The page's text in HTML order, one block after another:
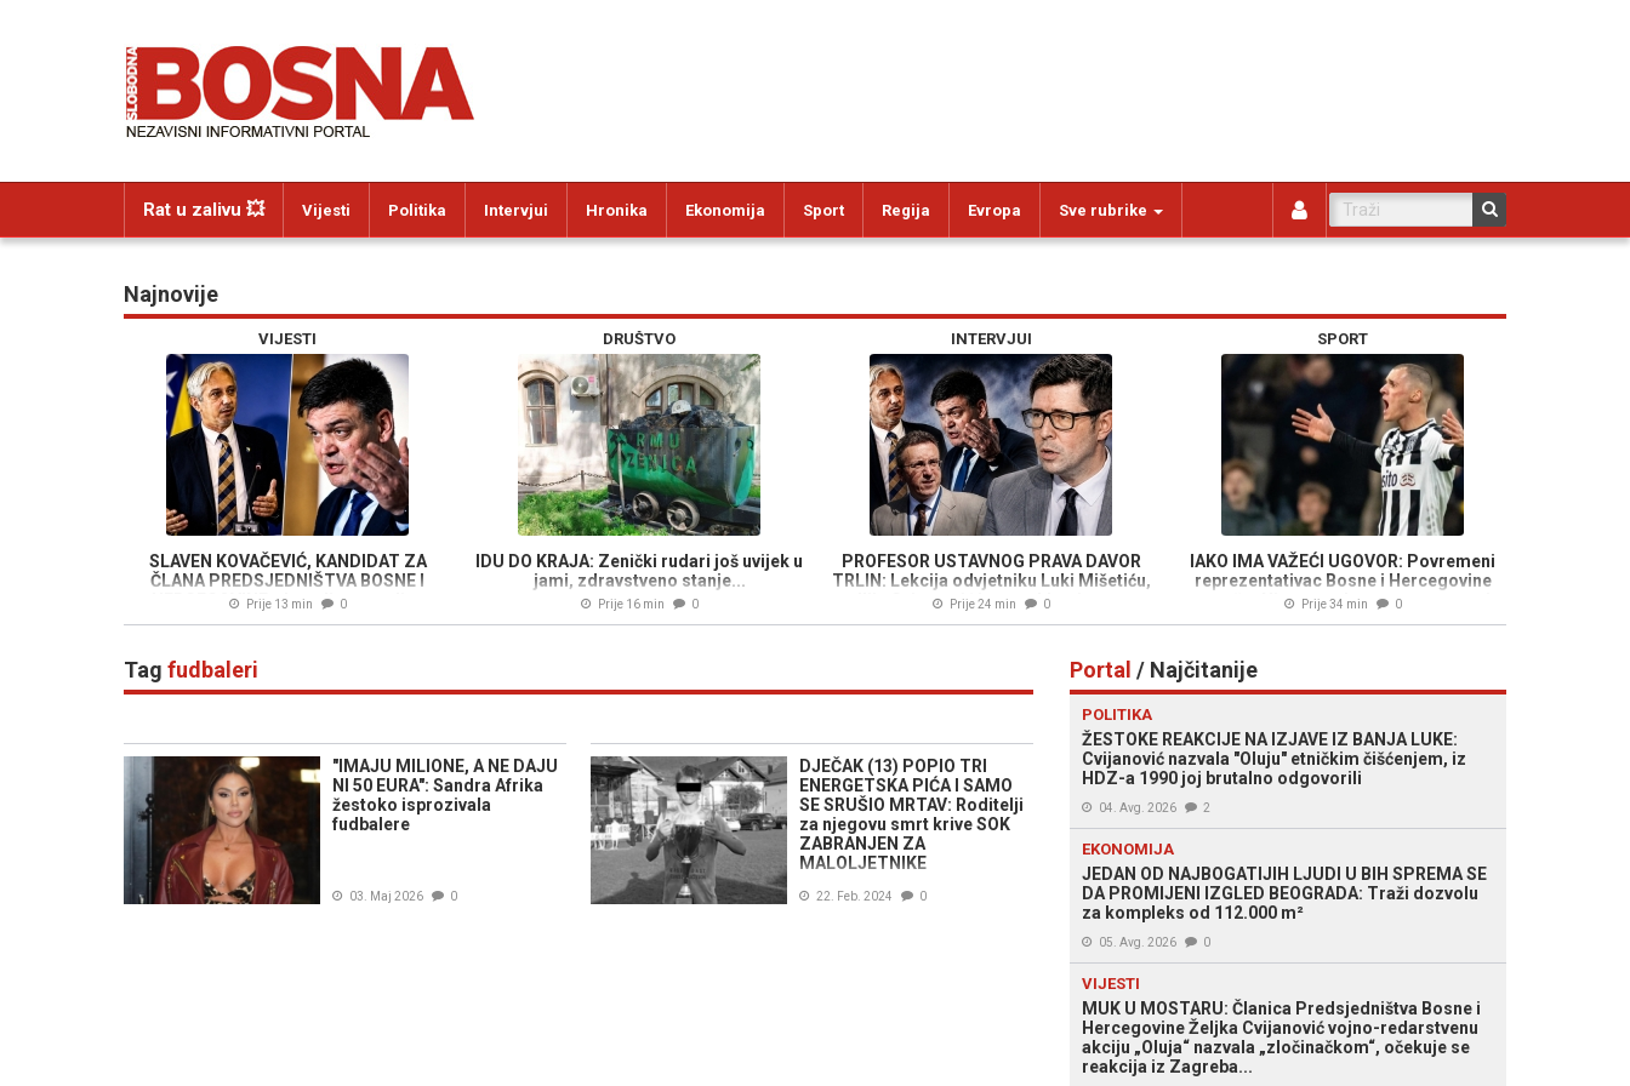
Rat u zalivu 💥 Vijesti Politika Intervjui Hronika Ekonomija Sport Regija Evropa Sve rubrike
Najnovije
VIJESTI
SLAVEN KOVAČEVIĆ, KANDIDAT ZA
ČLANA PREDSJEDNIŠTVA BOSNE I
HERCEGOVINE: „Ispadi gospodina
pristojnošću..."
Prije 13 min 0
DRUŠTVO
IDU DO KRAJA: Zenički rudari još uvijek u
jami, zdravstveno stanje...
Prije 16 min 0
INTERVJUI
PROFESOR USTAVNOG PRAVA DAVOR
TRLIN: Lekcija odvjetniku Luki Mišetiću,
Ilija Cvitanović je u problemima, a
Prije 24 min 0
SPORT
IAKO IMA VAŽEĆI UGOVOR: Povremeni
reprezentativac Bosne i Hercegovine
napušta Nizozemsku, pregovara s tri
Prije 34 min 0
Tag fudbaleri
"IMAJU MILIONE, A NE DAJU
NI 50 EURA": Sandra Afrika
žestoko isprozivala
fudbalere
03. Maj 2026 0
DJEČAK (13) POPIO TRI
ENERGETSKA PIĆA I SAMO
SE SRUŠIO MRTAV: Roditelji
za njegovu smrt krive SOK
ZABRANJEN ZA
MALOLJETNIKE
22. Feb. 2024 0
Portal / Najčitanije
POLITIKA
ŽESTOKE REAKCIJE NA IZJAVE IZ BANJA LUKE:
Cvijanović nazvala "Oluju" etničkim čišćenjem, iz
HDZ-a 1990 joj brutalno odgovorili
04. Avg. 2026 2
EKONOMIJA
JEDAN OD NAJBOGATIJIH LJUDI U BIH SPREMA SE
DA PROMIJENI IZGLED BEOGRADA: Traži dozvolu
za kompleks od 112.000 m²
05. Avg. 2026 0
VIJESTI
MUK U MOSTARU: Članica Predsjedništva Bosne i
Hercegovine Željka Cvijanović vojno-redarstvenu
akciju „Oluja“ nazvala „zločinačkom“, očekuje se
reakcija iz Zagreba...